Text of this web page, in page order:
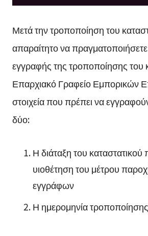
Μετά την τροποποίηση του
απαραίτητο να πραγματοποιήσετε
εγγραφής της τροποποίησης του
Επαρχιακό Γραφείο Εμπορικών
στοιχεία που πρέπει να
δύο:
Η διάταξη του
υιοθέτηση του μέτρου
εγγράφων
Η ημερομηνία τροποποίησης